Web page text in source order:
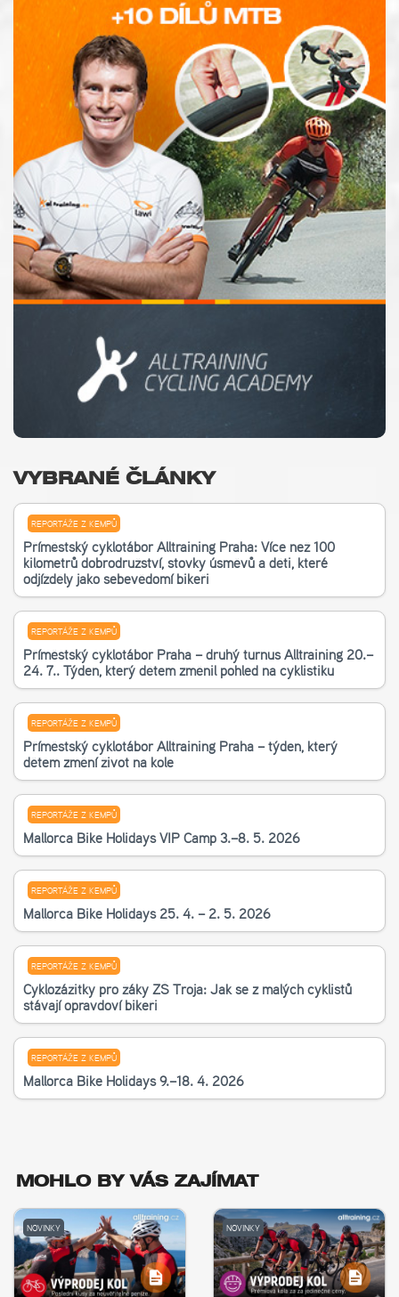
VYBRANÉ ČLÁNKY
REPORTÁŽE Z KEMPŮ
Příměstský cyklotábor Alltraining Praha: Více než 100
kilometrů dobrodružství, stovky úsměvů a děti, které
odjížděly jako sebevědomí bikeři
REPORTÁŽE Z KEMPŮ
Příměstský cyklotábor Praha – druhý turnus Alltraining 20.–
24. 7.. Týden, který dětem změnil pohled na cyklistiku
REPORTÁŽE Z KEMPŮ
Příměstský cyklotábor Alltraining Praha – týden, který
dětem změní život na kole
REPORTÁŽE Z KEMPŮ
Mallorca Bike Holidays VIP Camp 3.–8. 5. 2026
REPORTÁŽE Z KEMPŮ
Mallorca Bike Holidays 25. 4. – 2. 5. 2026
REPORTÁŽE Z KEMPŮ
Cyklozážitky pro žáky ZŠ Troja: Jak se z malých cyklistů
stávají opravdoví bikeři
REPORTÁŽE Z KEMPŮ
Mallorca Bike Holidays 9.–18. 4. 2026
MOHLO BY VÁS ZAJÍMAT
NOVINKY NOVINKY